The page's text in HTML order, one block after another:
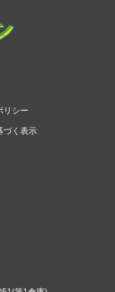
リシー
づく表示